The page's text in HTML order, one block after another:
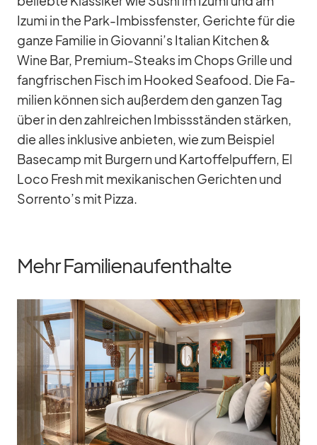
Izumi in the Park-Im­biss­fens­ter, Ge­richte für die
ganze Fa­mi­lie in Giovanni’s Ita­lian Kit­chen &
Wine Bar, Pre­mium-Steaks im Chops Grille und
fang­fri­schen Fisch im Hoo­ked Sea­food. Die Fa­
mi­lien kön­nen sich au­ßer­dem den gan­zen Tag
über in den zahl­rei­chen Im­biss­stän­den stär­ken,
die al­les in­klu­sive an­bie­ten, wie zum Bei­spiel
Base­camp mit Bur­gern und Kar­tof­fel­puf­fern, El
Loco Fresh mit me­xi­ka­ni­schen Ge­rich­ten und
Sorrento’s mit Pizza.
Mehr Familienaufenthalte